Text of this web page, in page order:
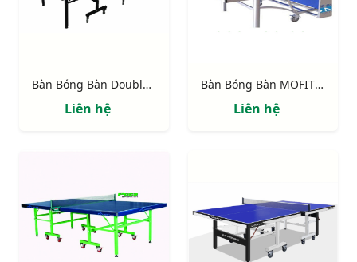
Bàn Bóng Bàn Double Fish DF 201C-2
Liên hệ
Bàn Bóng Bàn MOFIT SPORT 99/3
Liên hệ